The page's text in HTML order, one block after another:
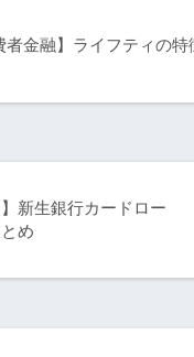
者金融】ライフティの特
新生銀行カードロー
め